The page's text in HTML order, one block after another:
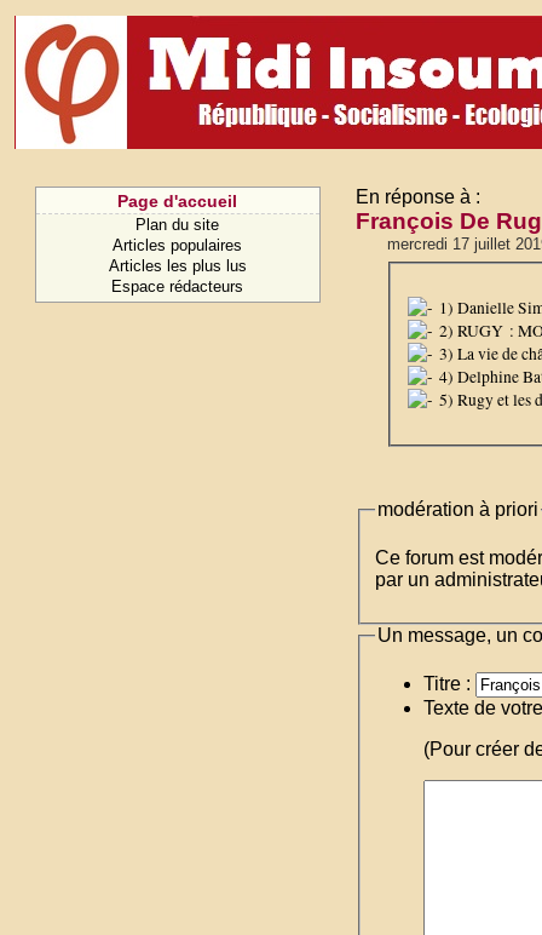
Page d'accueil
Plan du site
Articles populaires
Articles les plus lus
Espace rédacteurs
En réponse à :
François De
mercredi 17 juillet
1) Danielle
2) RUGY :
3) La vie de
4) Delphine
5) Rugy et les
modération à priori
Ce forum est
par un
Un message, un
Titre :
Texte de
(Pour créer